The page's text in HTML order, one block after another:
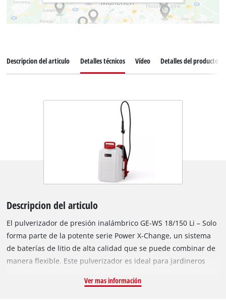
Descripcion del articulo Detalles técnicos Vídeo Detalles del producto
Descripcion del articulo
El pulverizador de presión inalámbrico GE-WS 18/150 Li – Solo
forma parte de la potente serie Power X-Change, un sistema
de baterías de litio de alta calidad que se puede combinar de
manera flexible. Este pulverizador es ideal para jardineros
fertilizantes de manera uniforme o atacar químicamente las
Ver mas información